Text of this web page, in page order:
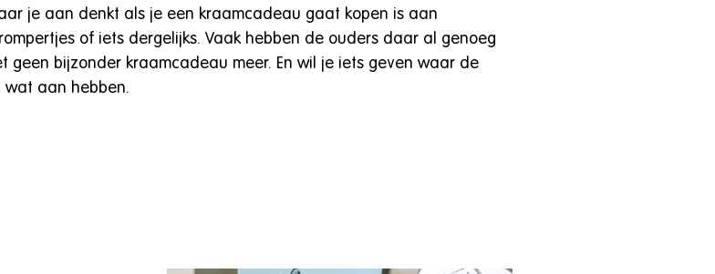
je aan denkt als je een kraamcadeau gaat kopen is aan
of iets dergelijks. Vaak hebben de ouders daar al genoeg
geen bijzonder kraamcadeau meer. En wil je iets geven waar de
wat aan hebben.